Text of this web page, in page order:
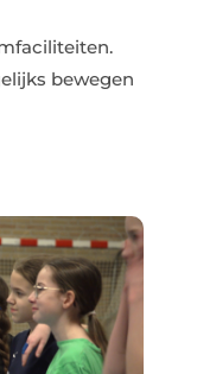
bewegen